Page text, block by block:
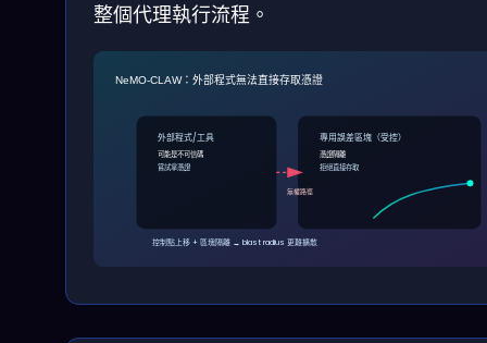
整個代理執行流程。
NeMO‑CLAW：外部程式無法直接存取憑證
外部程式/工具
可能是不可信碼
嘗試拿憑證
專用誤差區塊（受控）
憑證隔離
拒絕直接存取
無權路徑
控制點上移 + 區塊隔離 → blast radius 更難擴散